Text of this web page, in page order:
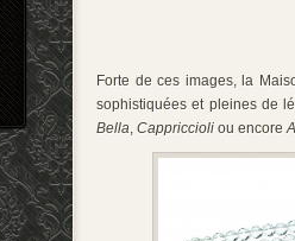
Forte de ces images, la
sophistiquées et pleines de
Bella, Cappriccioli ou encore